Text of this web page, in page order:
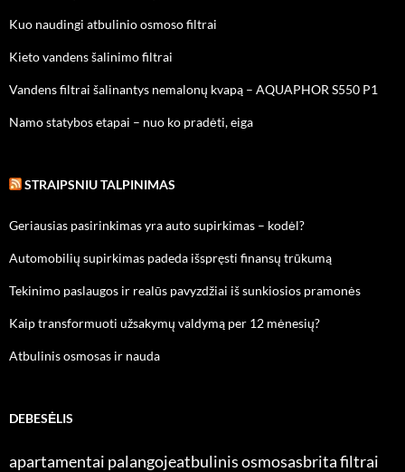
Kuo naudingi atbulinio osmoso filtrai
Kieto vandens šalinimo filtrai
Vandens filtrai šalinantys nemalonų kvapą – AQUAPHOR S550 P1
Namo statybos etapai – nuo ko pradėti, eiga
STRAIPSNIU TALPINIMAS
Geriausias pasirinkimas yra auto supirkimas – kodėl?
Automobilių supirkimas padeda išspręsti finansų trūkumą
Tekinimo paslaugos ir realūs pavyzdžiai iš sunkiosios pramonės
Kaip transformuoti užsakymų valdymą per 12 mėnesių?
Atbulinis osmosas ir nauda
DEBESĖLIS
apartamentai palangojeatbulinis osmosasbrita filtrai